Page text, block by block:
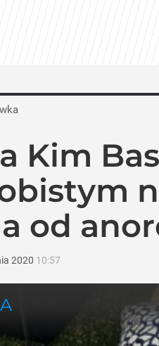
Kim
od
2020 10:57